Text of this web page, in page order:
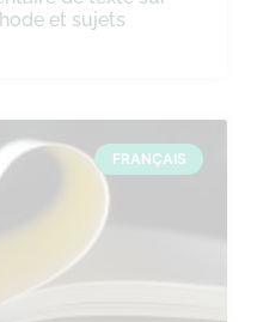
et sujets
FRANÇAIS